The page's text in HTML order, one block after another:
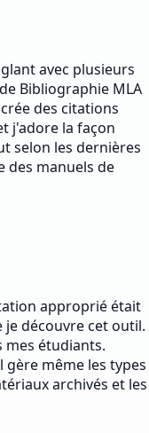
avec plusieurs
Bibliographie MLA
des citations
j'adore la façon
selon les dernières
des manuels de
approprié était
je découvre cet outil.
mes étudiants.
même les types
archivés et les